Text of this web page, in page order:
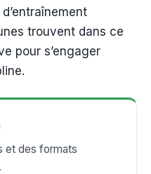
trouvent dans ce
pour s’engager
et des formats